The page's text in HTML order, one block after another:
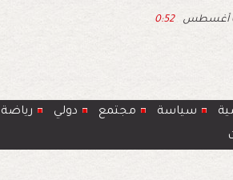
0:52
سياسة مجتمع دولي رياضة